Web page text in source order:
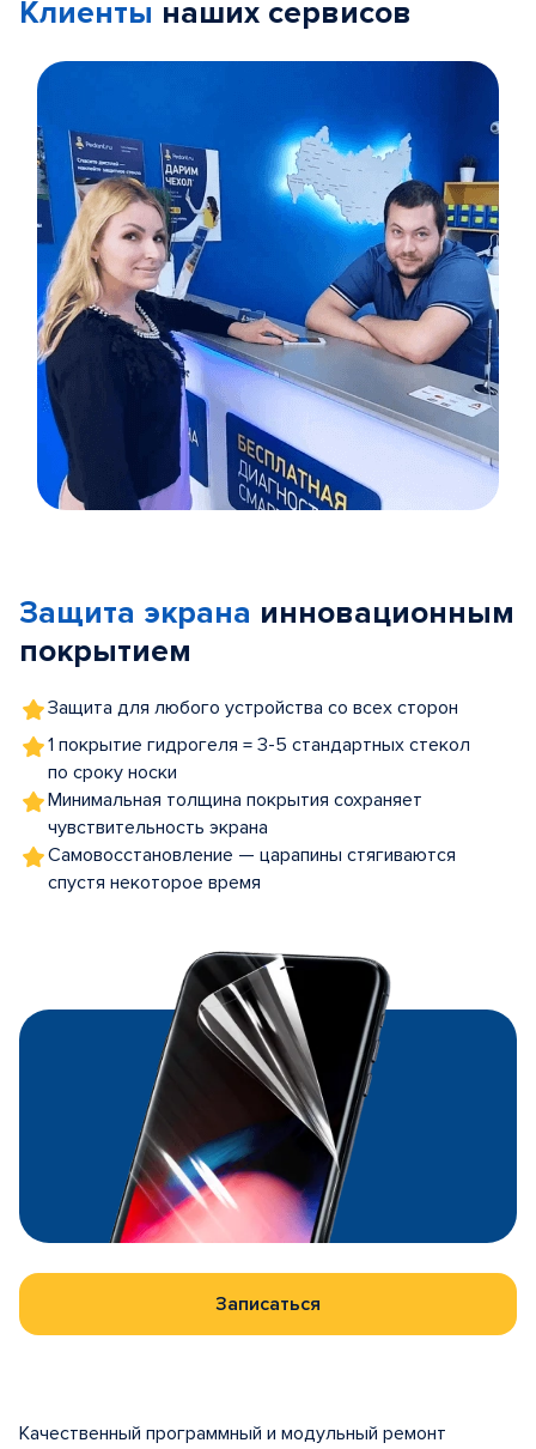
Клиенты наших сервисов
5
Защита экрана инновационным
покрытием
Защита для любого устройства со всех сторон
1 покрытие гидрогеля = 3-5 стандартных стекол
по сроку носки
Минимальная толщина покрытия сохраняет
чувствительность экрана
Самовосстановление — царапины стягиваются
спустя некоторое время
Записаться
Качественный программный и модульный ремонт